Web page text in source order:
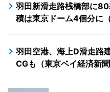
羽田新滑走路桟橋部に
積は東京ドーム4個分に
羽田空港、海上D滑走路
CGも（東京ベイ経済新聞